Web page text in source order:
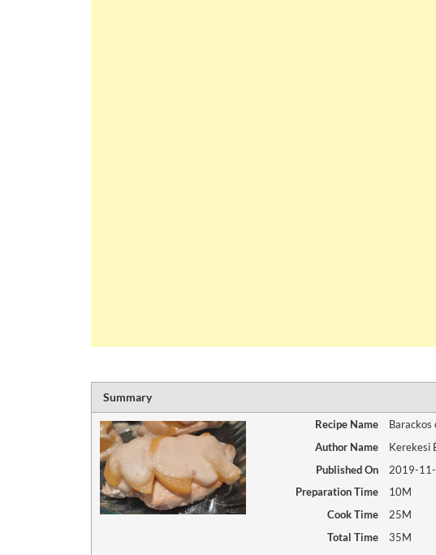
Summary
Recipe Name
Barackos
Author Name
Kerekesi
Published On
2019-
Preparation Time
10M
Cook Time
25M
Total Time
35M